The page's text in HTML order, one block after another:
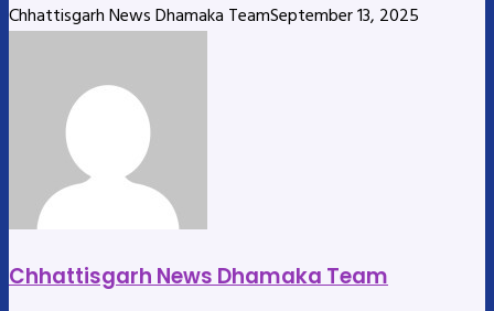
Chhattisgarh News Dhamaka TeamSeptember 13, 2025
Chhattisgarh News Dhamaka Team